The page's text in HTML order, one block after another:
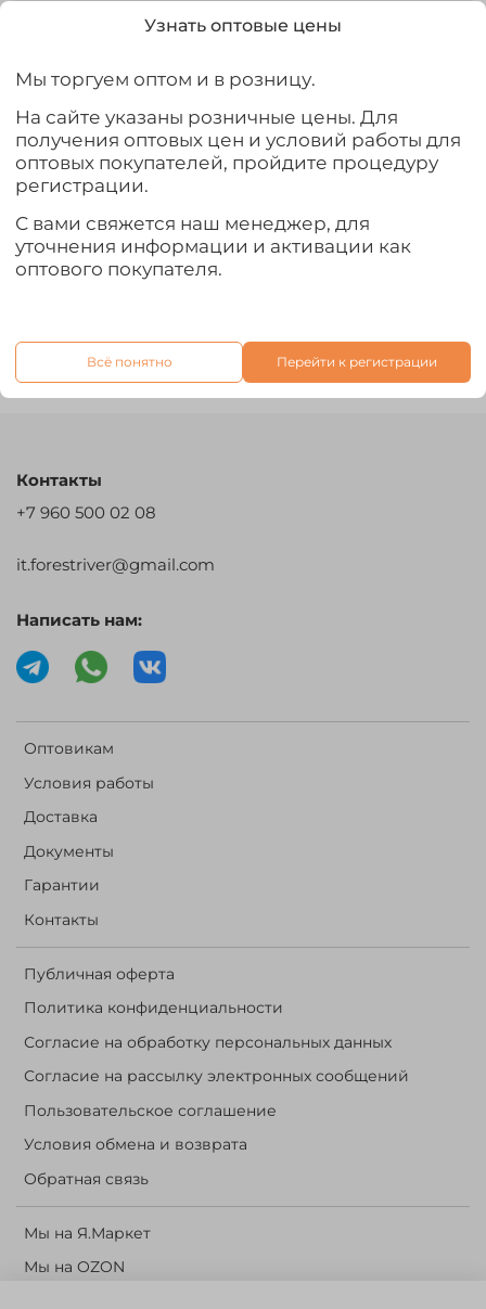
Описание
Рыболовный садок из капроновой нити с чехлом –
приспособление, благодаря которому можно
сохранить пойманную рыбу живой и свежей на всем
протяжении рыбалки.
Внешний вид чехла может отличаться от
Отзывы
Оптовикам
Условия работы
Доставка
Документы
Гарантии
Контакты
Публичная оферта
Политика конфиденциальности
Согласие на обработку персональных данных
Согласие на рассылку электронных сообщений
Пользовательское соглашение
Условия обмена и возврата
Обратная связь
Мы на Я.Маркет
Мы на OZON
Контакты
+7 960 500 02 08
it.forestriver@gmail.com
Написать нам:
Узнать оптовые цены
Мы торгуем оптом и в розницу.
На сайте указаны розничные цены. Для
получения оптовых цен и условий работы для
оптовых покупателей, пройдите процедуру
регистрации.
С вами свяжется наш менеджер, для
уточнения информации и активации как
оптового покупателя.
Всё понятно Перейти к регистрации